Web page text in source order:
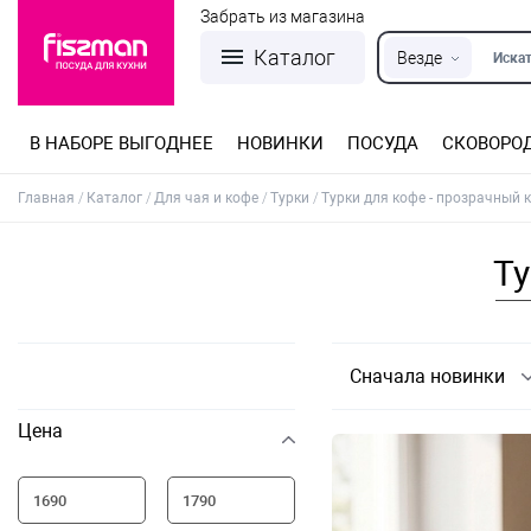
Каталог Везде
Забрать из магазина
В НАБОРЕ ВЫГОДНЕЕ НОВИНКИ ПОСУДА
Главная Каталог Для чая и кофе Турки Турки для кофе - прозрачный
Цена
Сначала новинки